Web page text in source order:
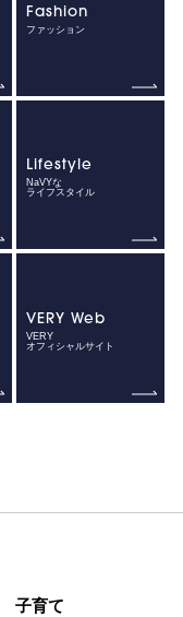
Fashion
ファッション
Lifestyle
NaVYな
ライフスタイル
VERY Web
VERY
オフィシャルサイト
子育て